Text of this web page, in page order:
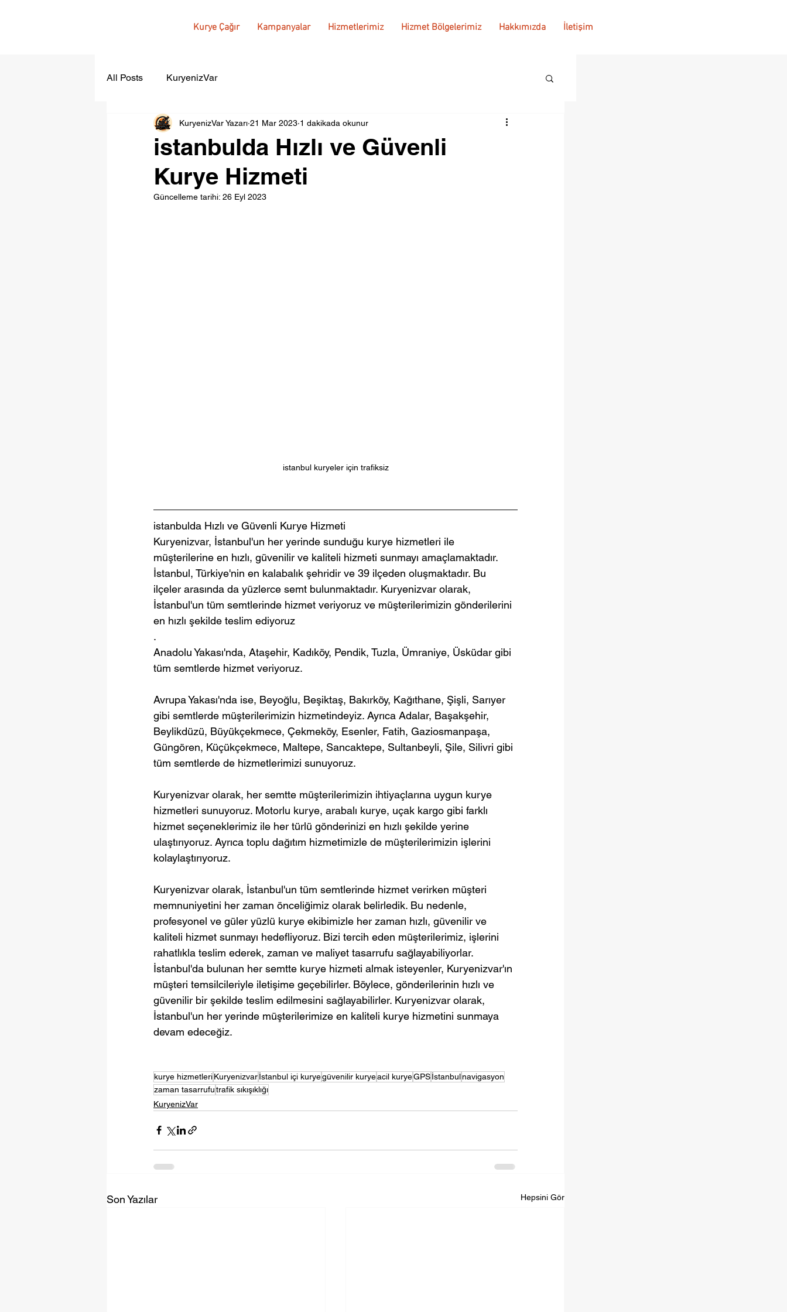
Kurye Çağır Kampanyalar Hizmetlerimiz Hizmet Bölgelerimiz Hakkımızda İletişim
All Posts KuryenizVar
istanbulda Hızlı ve Güvenli
Kurye Hizmeti
KuryenizVar Yazarı 21 Mar 2023 1 dakikada okunur
Güncelleme tarihi: 26 Eyl 2023
istanbul kuryeler için trafiksiz
istanbulda Hızlı ve Güvenli Kurye Hizmeti
Kuryenizvar, İstanbul'un her yerinde sunduğu kurye hizmetleri ile
müşterilerine en hızlı, güvenilir ve kaliteli hizmeti sunmayı amaçlamaktadır.
İstanbul, Türkiye'nin en kalabalık şehridir ve 39 ilçeden oluşmaktadır. Bu
ilçeler arasında da yüzlerce semt bulunmaktadır. Kuryenizvar olarak,
İstanbul'un tüm semtlerinde hizmet veriyoruz ve müşterilerimizin gönderilerini
en hızlı şekilde teslim ediyoruz
.
Anadolu Yakası'nda, Ataşehir, Kadıköy, Pendik, Tuzla, Ümraniye, Üsküdar gibi
tüm semtlerde hizmet veriyoruz.
Avrupa Yakası'nda ise, Beyoğlu, Beşiktaş, Bakırköy, Kağıthane, Şişli, Sarıyer
gibi semtlerde müşterilerimizin hizmetindeyiz. Ayrıca Adalar, Başakşehir,
Beylikdüzü, Büyükçekmece, Çekmeköy, Esenler, Fatih, Gaziosmanpaşa,
Güngören, Küçükçekmece, Maltepe, Sancaktepe, Sultanbeyli, Şile, Silivri gibi
tüm semtlerde de hizmetlerimizi sunuyoruz.
Kuryenizvar olarak, her semtte müşterilerimizin ihtiyaçlarına uygun kurye
hizmetleri sunuyoruz. Motorlu kurye, arabalı kurye, uçak kargo gibi farklı
hizmet seçeneklerimiz ile her türlü gönderinizi en hızlı şekilde yerine
ulaştırıyoruz. Ayrıca toplu dağıtım hizmetimizle de müşterilerimizin işlerini
kolaylaştırıyoruz.
Kuryenizvar olarak, İstanbul'un tüm semtlerinde hizmet verirken müşteri
memnuniyetini her zaman önceliğimiz olarak belirledik. Bu nedenle,
profesyonel ve güler yüzlü kurye ekibimizle her zaman hızlı, güvenilir ve
kaliteli hizmet sunmayı hedefliyoruz. Bizi tercih eden müşterilerimiz, işlerini
rahatlıkla teslim ederek, zaman ve maliyet tasarrufu sağlayabiliyorlar.
İstanbul'da bulunan her semtte kurye hizmeti almak isteyenler, Kuryenizvar'ın
müşteri temsilcileriyle iletişime geçebilirler. Böylece, gönderilerinin hızlı ve
güvenilir bir şekilde teslim edilmesini sağlayabilirler. Kuryenizvar olarak,
İstanbul'un her yerinde müşterilerimize en kaliteli kurye hizmetini sunmaya
devam edeceğiz.
kurye hizmetleriKuryenizvarİstanbul içi kuryegüvenilir kuryeacil kuryeGPSİstanbulnavigasyon
zaman tasarrufutrafik sıkışıklığı
KuryenizVar
Son Yazılar Hepsini Gör